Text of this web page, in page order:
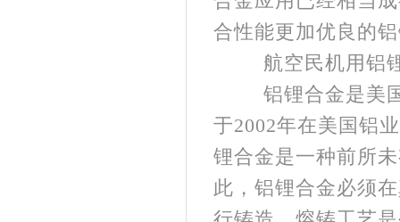
合性能更加优良的
航空民机用铝
铝锂合金是美
于2002年在美国铝
锂合金是一种前所
此，铝锂合金必须